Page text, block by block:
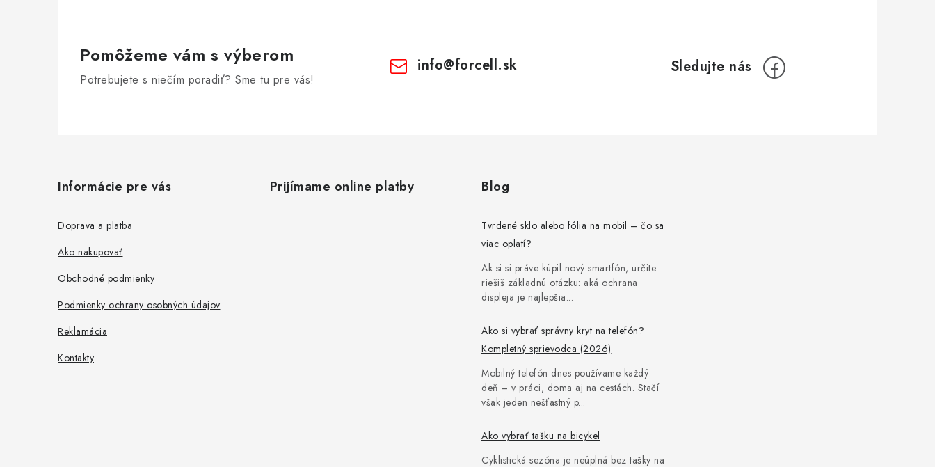
Pomôžeme vám s výberom
Potrebujete s niečím poradiť? Sme tu pre vás!
info@forcell.sk
Informácie pre vás
Doprava a platba
Ako nakupovať
Obchodné podmienky
Podmienky ochrany osobných údajov
Reklamácia
Kontakty
Prijímame online platby Blog
Tvrdené sklo alebo fólia na mobil – čo sa
viac oplatí?
Ak si si práve kúpil nový smartfón, určite
riešiš základnú otázku: aká ochrana
displeja je najlepšia...
Ako si vybrať správny kryt na telefón?
Kompletný sprievodca (2026)
Mobilný telefón dnes používame každý
deň – v práci, doma aj na cestách. Stačí
však jeden nešťastný p...
Ako vybrať tašku na bicykel
Cyklistická sezóna je neúplná bez tašky na